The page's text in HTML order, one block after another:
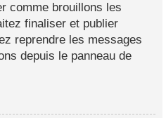
comme brouillons les
finaliser et publier
reprendre les messages
depuis le panneau de